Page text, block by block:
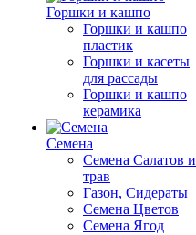
Горшки и кашпо
Горшки и кашпо
пластик
Горшки и касеты
для рассады
Горшки и кашпо
керамика
Семена
Семена Салатов и
трав
Газон, Сидераты
Семена Цветов
Семена Ягод